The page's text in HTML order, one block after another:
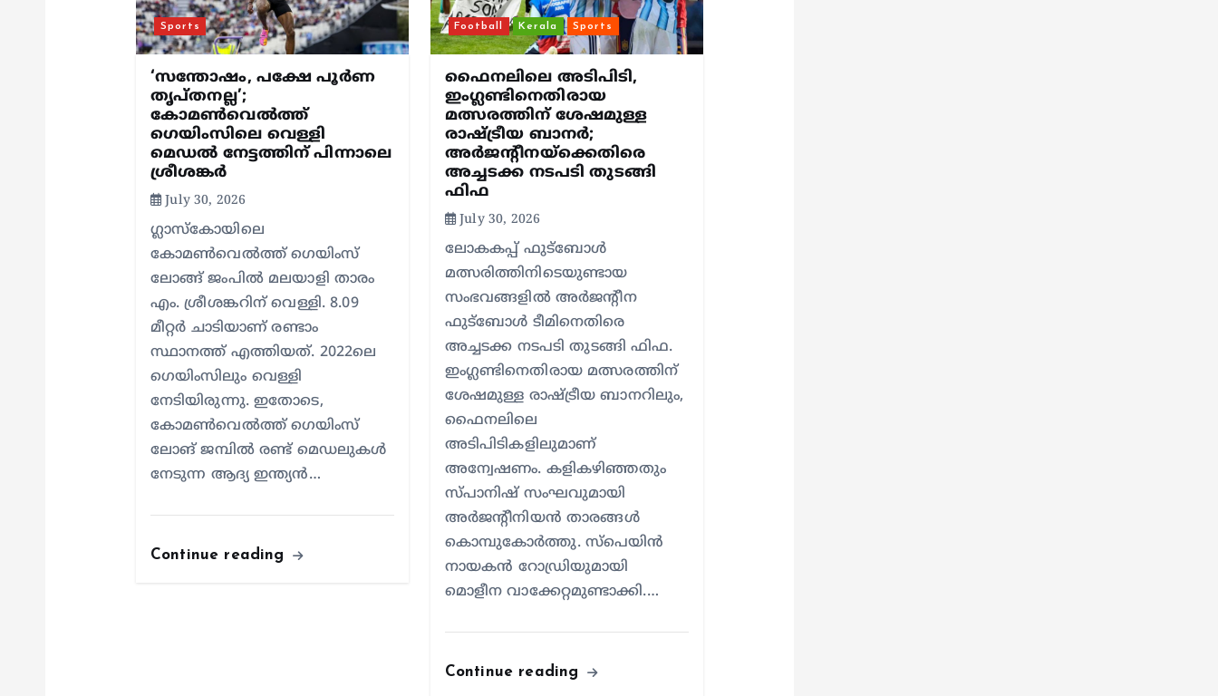
Sports
‘സന്തോഷം, പക്ഷേ പൂര്‍ണ
തൃപ്തനല്ല’;
കോമണ്‍വെല്‍ത്ത്
ഗെയിംസിലെ വെള്ളി
മെഡല്‍ നേട്ടത്തിന് പിന്നാലെ
ശ്രീശങ്കര്‍
July 30, 2026
ഗ്ലാസ്‌കോയിലെ
കോമണ്‍വെല്‍ത്ത് ഗെയിംസ്
ലോങ്ങ് ജംപില്‍ മലയാളി താരം
എം. ശ്രീശങ്കറിന് വെള്ളി. 8.09
മീറ്റര്‍ ചാടിയാണ് രണ്ടാം
സ്ഥാനത്ത് എത്തിയത്. 2022ലെ
ഗെയിംസിലും വെള്ളി
നേടിയിരുന്നു. ഇതോടെ,
കോമണ്‍വെല്‍ത്ത് ഗെയിംസ്
ലോങ് ജമ്പില്‍ രണ്ട് മെഡലുകള്‍
നേടുന്ന ആദ്യ ഇന്ത്യന്‍…
Continue reading
Football Kerala Sports
ഫൈനലിലെ അടിപിടി,
ഇംഗ്ലണ്ടിനെതിരായ
മത്സരത്തിന് ശേഷമുള്ള
രാഷ്ട്രീയ ബാനര്‍;
അര്‍ജന്റീനയ്‌ക്കെതിരെ
അച്ചടക്ക നടപടി തുടങ്ങി
ഫിഫ
July 30, 2026
ലോകകപ്പ് ഫുട്‌ബോള്‍
മത്സരിത്തിനിടെയുണ്ടായ
സംഭവങ്ങളില്‍ അര്‍ജന്റീന
ഫുട്‌ബോള്‍ ടീമിനെതിരെ
അച്ചടക്ക നടപടി തുടങ്ങി ഫിഫ.
ഇംഗ്ലണ്ടിനെതിരായ മത്സരത്തിന്
ശേഷമുള്ള രാഷ്ട്രീയ ബാനറിലും,
ഫൈനലിലെ
അടിപിടികളിലുമാണ്
അന്വേഷണം. കളികഴിഞ്ഞതും
സ്പാനിഷ് സംഘവുമായി
അര്‍ജന്റീനിയന്‍ താരങ്ങള്‍
കൊമ്പുകോര്‍ത്തു. സ്പെയിന്‍
നായകന്‍ റോഡ്രിയുമായി
മൊളീന വാക്കേറ്റമുണ്ടാക്കി.…
Continue reading
kerala news news
തിങ്കളാഴ്ച